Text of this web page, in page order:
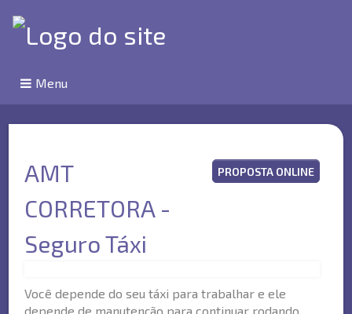
Menu
PROPOSTA ONLINE
AMT
CORRETORA -
Seguro Táxi
Você depende do seu táxi para trabalhar e ele
depende de manutenção para continuar rodando.